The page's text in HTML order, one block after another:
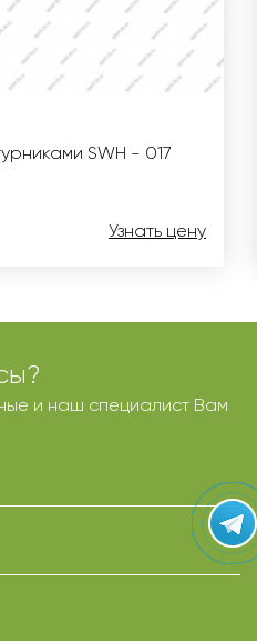
SWH - 017
Узнать цену
и наш специалист Вам